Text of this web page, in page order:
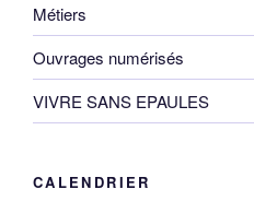
Métiers
Ouvrages numérisés
VIVRE SANS EPAULES
CALENDRIER